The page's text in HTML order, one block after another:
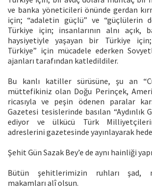
ve banka yöneticileri önünde gerdan
için; “adaletin güçlü” ve “güçlülerin
Türkiye için; insanlarının alnı açık,
haysiyetiyle yaşayan bir Türkiye
Türkiye” için mücadele ederken
ajanları tarafından katledildiler.
Bu kanlı katiller sürüsüne, şu an
müttefikiniz olan Doğu Perinçek,
ricasıyla ve peşin ödenen paralar
Gazetesi tesislerinde basılan “Aydınlık
ediyor ve ülkücü Türk
adreslerini gazetesinde yayınlayarak
Şehit Gün Sazak Bey’e de aynı hainliği
Bütün şehitlerimizin ruhları şad,
makamları alî olsun.